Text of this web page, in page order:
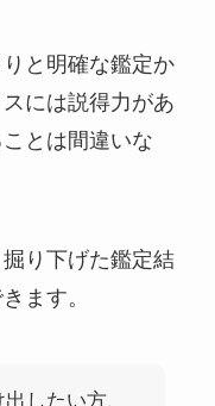
と明確な鑑定か
には説得力があ
とは間違いな
り下げた鑑定結
ます。
したい方、